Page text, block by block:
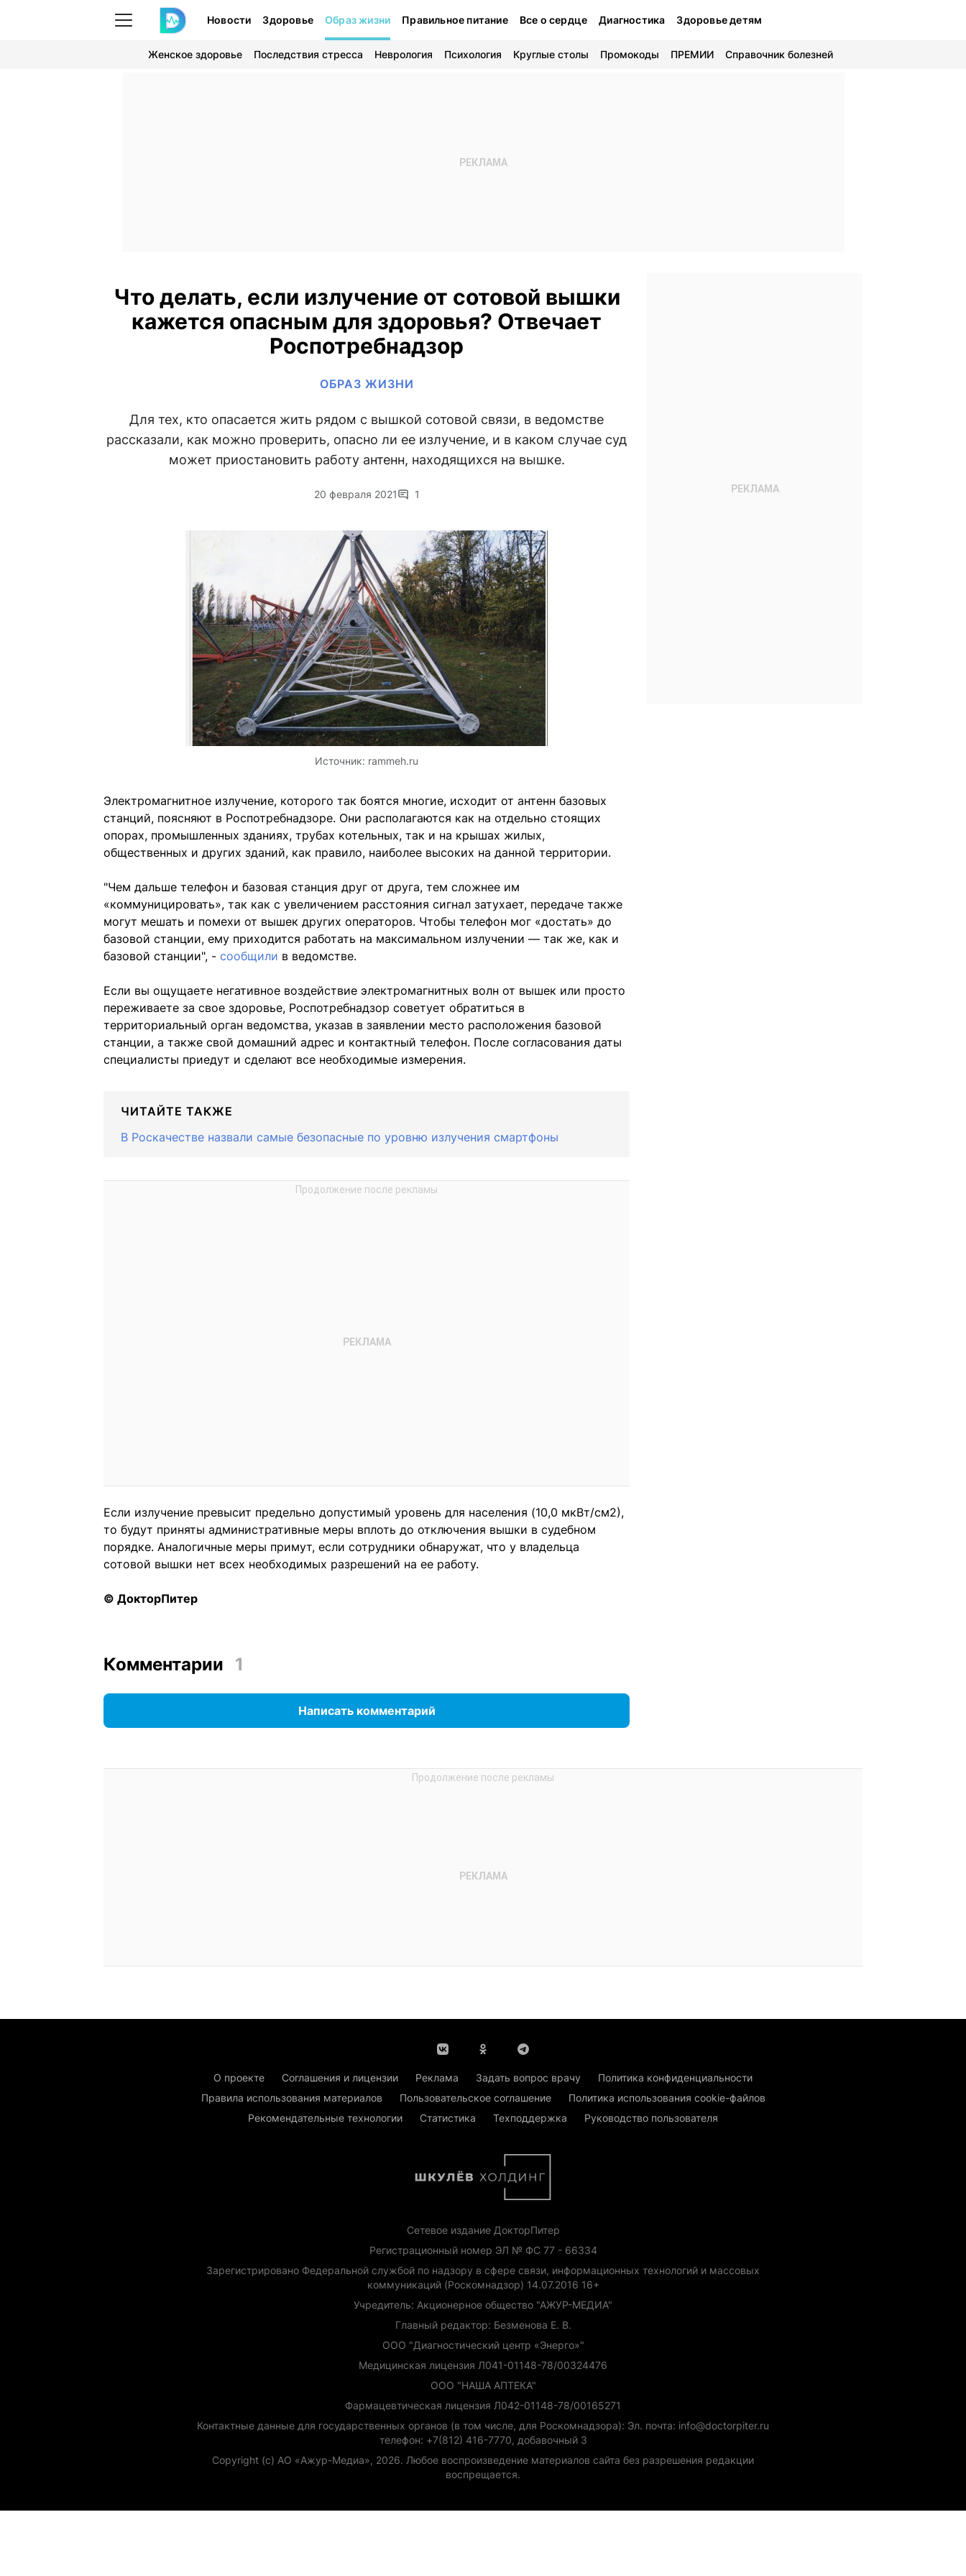
Новости Здоровье Образ жизни Правильное питание Все о сердце Диагностика Здоровье детям
Женское здоровье Последствия стресса Неврология Психология Круглые столы Промокоды ПРЕМИИ Справочник болезней
Что делать, если излучение от сотовой вышки
кажется опасным для здоровья? Отвечает
Роспотребнадзор
ОБРАЗ ЖИЗНИ
Для тех, кто опасается жить рядом с вышкой сотовой связи, в ведомстве
рассказали, как можно проверить, опасно ли ее излучение, и в каком случае суд
может приостановить работу антенн, находящихся на вышке.
20 февраля 2021 1
Источник: rammeh.ru
Электромагнитное излучение, которого так боятся многие, исходит от антенн базовых
станций, поясняют в Роспотребнадзоре. Они располагаются как на отдельно стоящих
опорах, промышленных зданиях, трубах котельных, так и на крышах жилых,
общественных и других зданий, как правило, наиболее высоких на данной территории.
"Чем дальше телефон и базовая станция друг от друга, тем сложнее им
«коммуницировать», так как с увеличением расстояния сигнал затухает, передаче также
могут мешать и помехи от вышек других операторов. Чтобы телефон мог «достать» до
базовой станции, ему приходится работать на максимальном излучении — так же, как и
базовой станции", - сообщили в ведомстве.
Если вы ощущаете негативное воздействие электромагнитных волн от вышек или просто
переживаете за свое здоровье, Роспотребнадзор советует обратиться в
территориальный орган ведомства, указав в заявлении место расположения базовой
станции, а также свой домашний адрес и контактный телефон. После согласования даты
специалисты приедут и сделают все необходимые измерения.
ЧИТАЙТЕ ТАКЖЕ
В Роскачестве назвали самые безопасные по уровню излучения смартфоны
Если излучение превысит предельно допустимый уровень для населения (10,0 мкВт/см2),
то будут приняты административные меры вплоть до отключения вышки в судебном
порядке. Аналогичные меры примут, если сотрудники обнаружат, что у владельца
сотовой вышки нет всех необходимых разрешений на ее работу.
© ДокторПитер
Комментарии 1
Написать комментарий
О проекте Соглашения и лицензии Реклама Задать вопрос врачу
Политика конфиденциальности
Правила использования материалов
Пользовательское соглашение
Политика использования cookie-файлов
Рекомендательные технологии
Статистика Техподдержка Руководство пользователя
Сетевое издание ДокторПитер
Регистрационный номер ЭЛ № ФС 77 - 66334
Зарегистрировано Федеральной службой по надзору в сфере связи, информационных технологий и массовых
коммуникаций (Роскомнадзор) 14.07.2016 16+
Учредитель: Акционерное общество "АЖУР-МЕДИА"
Главный редактор: Безменова Е. В.
ООО "Диагностический центр «Энерго»"
Медицинская лицензия Л041-01148-78/00324476
ООО "НАША АПТЕКА"
Фармацевтическая лицензия Л042-01148-78/00165271
Контактные данные для государственных органов (в том числе, для Роскомнадзора): Эл. почта: info@doctorpiter.ru
телефон: +7(812) 416-7770, добавочный 3
Copyright (с) АО «Ажур-Медиа», 2026. Любое воспроизведение материалов сайта без разрешения редакции
воспрещается.